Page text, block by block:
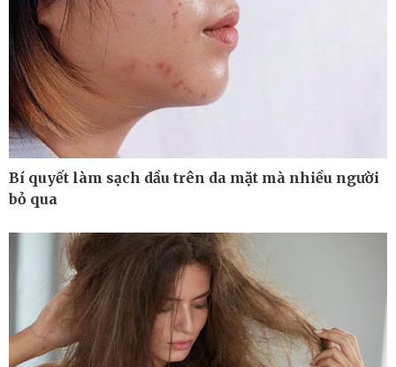
Quan sát
Cuộc sống đó đây
Hồ sơ
Ảnh
Video
E-Magazine
Infographic
Bất động sản
Khởi nghiệp
Thị trường
Giá vàng
Tiêu dùng
Tỷ giá
Chứng khoán
Giá cà phê
Bí quyết làm sạch dầu trên da mặt mà nhiều người
bỏ qua